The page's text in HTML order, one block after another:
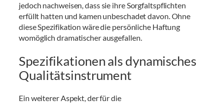
jedoch nachweisen, dass sie ihre Sorgfaltspflichten
erfüllt hatten und kamen unbeschadet davon. Ohne
diese Spezifikation wäre die persönliche Haftung
womöglich dramatischer ausgefallen.
Spezifikationen als dynamisches
Qualitätsinstrument
Ein weiterer Aspekt, der für die